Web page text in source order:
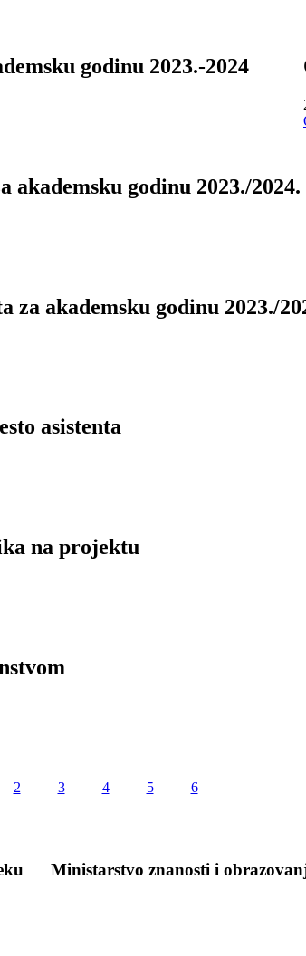
godinu 2023.-2024
godinu 2023./2024.
akademsku godinu 2023./
asistenta
na projektu
2 3 4 5 6
Ministarstvo znanosti i